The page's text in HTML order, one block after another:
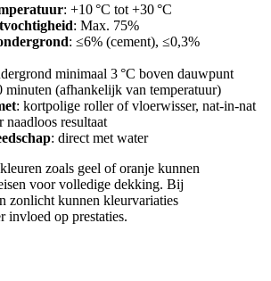
: +10 °C tot +30 °C
: Max. 75%
: ≤6% (cement), ≤0,3%
minimaal 3 °C boven dauwpunt
minuten (afhankelijk van temperatuur)
: kortpolige roller of vloerwisser, nat-in-nat
resultaat
: direct met water
zoals geel of oranje kunnen
voor volledige dekking. Bij
zonlicht kunnen kleurvariaties
invloed op prestaties.